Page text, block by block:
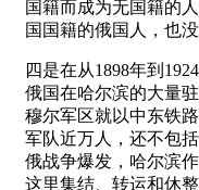
国籍而成为无国籍的
国国籍的俄国人，也
四是在从1898年到
俄国在哈尔滨的大量
穆尔军区就以中东铁
军队近万人，还不包
俄战争爆发，哈尔滨
这里集结、转运和休